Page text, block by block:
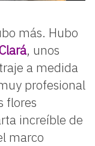
más. Hubo
, unos
a medida
profesional
flores
increíble de
marco